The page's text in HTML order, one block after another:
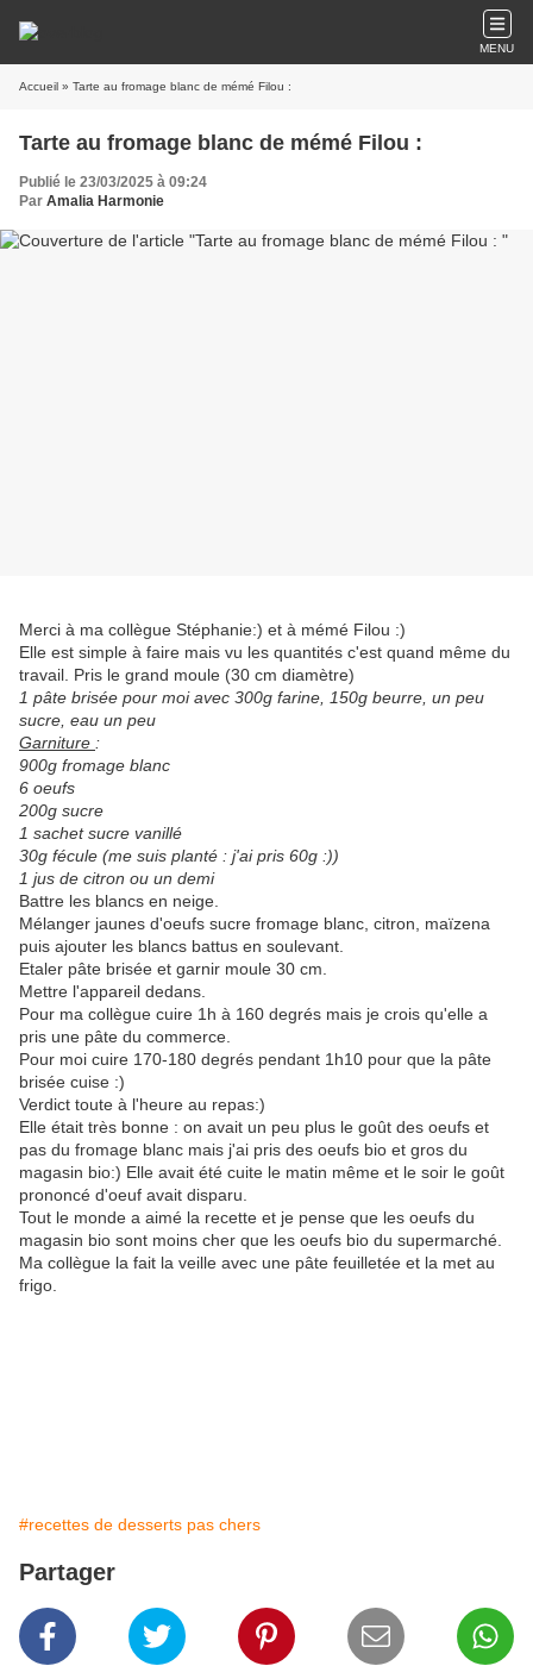
MENU
Accueil » Tarte au fromage blanc de mémé Filou :
Tarte au fromage blanc de mémé Filou :
Publié le 23/03/2025 à 09:24
Par Amalia Harmonie
Merci à ma collègue Stéphanie:) et à mémé Filou :)
Elle est simple à faire mais vu les quantités c'est quand même du
travail. Pris le grand moule (30 cm diamètre)
1 pâte brisée pour moi avec 300g farine, 150g beurre, un peu
sucre, eau un peu
Garniture :
900g fromage blanc
6 oeufs
200g sucre
1 sachet sucre vanillé
30g fécule (me suis planté : j'ai pris 60g :))
1 jus de citron ou un demi
Battre les blancs en neige.
Mélanger jaunes d'oeufs sucre fromage blanc, citron, maïzena
puis ajouter les blancs battus en soulevant.
Etaler pâte brisée et garnir moule 30 cm.
Mettre l'appareil dedans.
Pour ma collègue cuire 1h à 160 degrés mais je crois qu'elle a
pris une pâte du commerce.
Pour moi cuire 170-180 degrés pendant 1h10 pour que la pâte
brisée cuise :)
Verdict toute à l'heure au repas:)
Elle était très bonne : on avait un peu plus le goût des oeufs et
pas du fromage blanc mais j'ai pris des oeufs bio et gros du
magasin bio:) Elle avait été cuite le matin même et le soir le goût
prononcé d'oeuf avait disparu.
Tout le monde a aimé la recette et je pense que les oeufs du
magasin bio sont moins cher que les oeufs bio du supermarché.
Ma collègue la fait la veille avec une pâte feuilletée et la met au
frigo.
#recettes de desserts pas chers
Partager